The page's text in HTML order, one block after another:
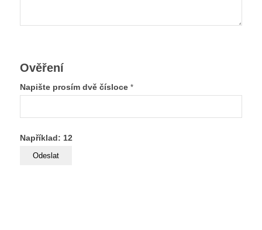
Ověření
Napište prosím dvě čísloce *
Například: 12